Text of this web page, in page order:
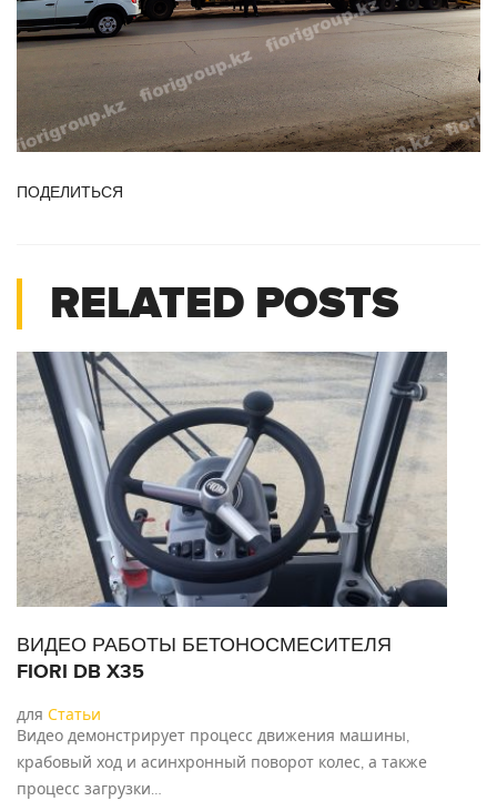
ПОДЕЛИТЬСЯ
RELATED POSTS
ВИДЕО РАБОТЫ БЕТОНОСМЕСИТЕЛЯ
FIORI DB X35
для Статьи
Видео демонстрирует процесс движения машины,
крабовый ход и асинхронный поворот колес, а также
процесс загрузки…